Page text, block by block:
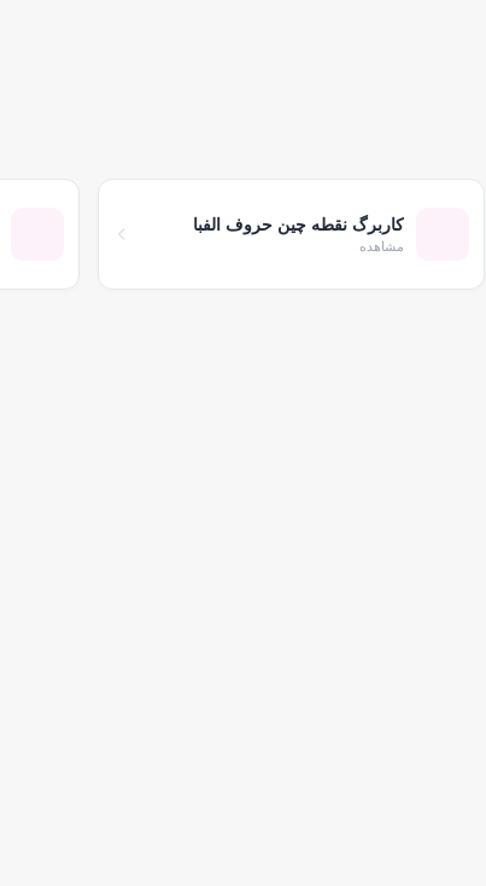
کاربرگ نقطه چین حروف الفبا
مشاهده